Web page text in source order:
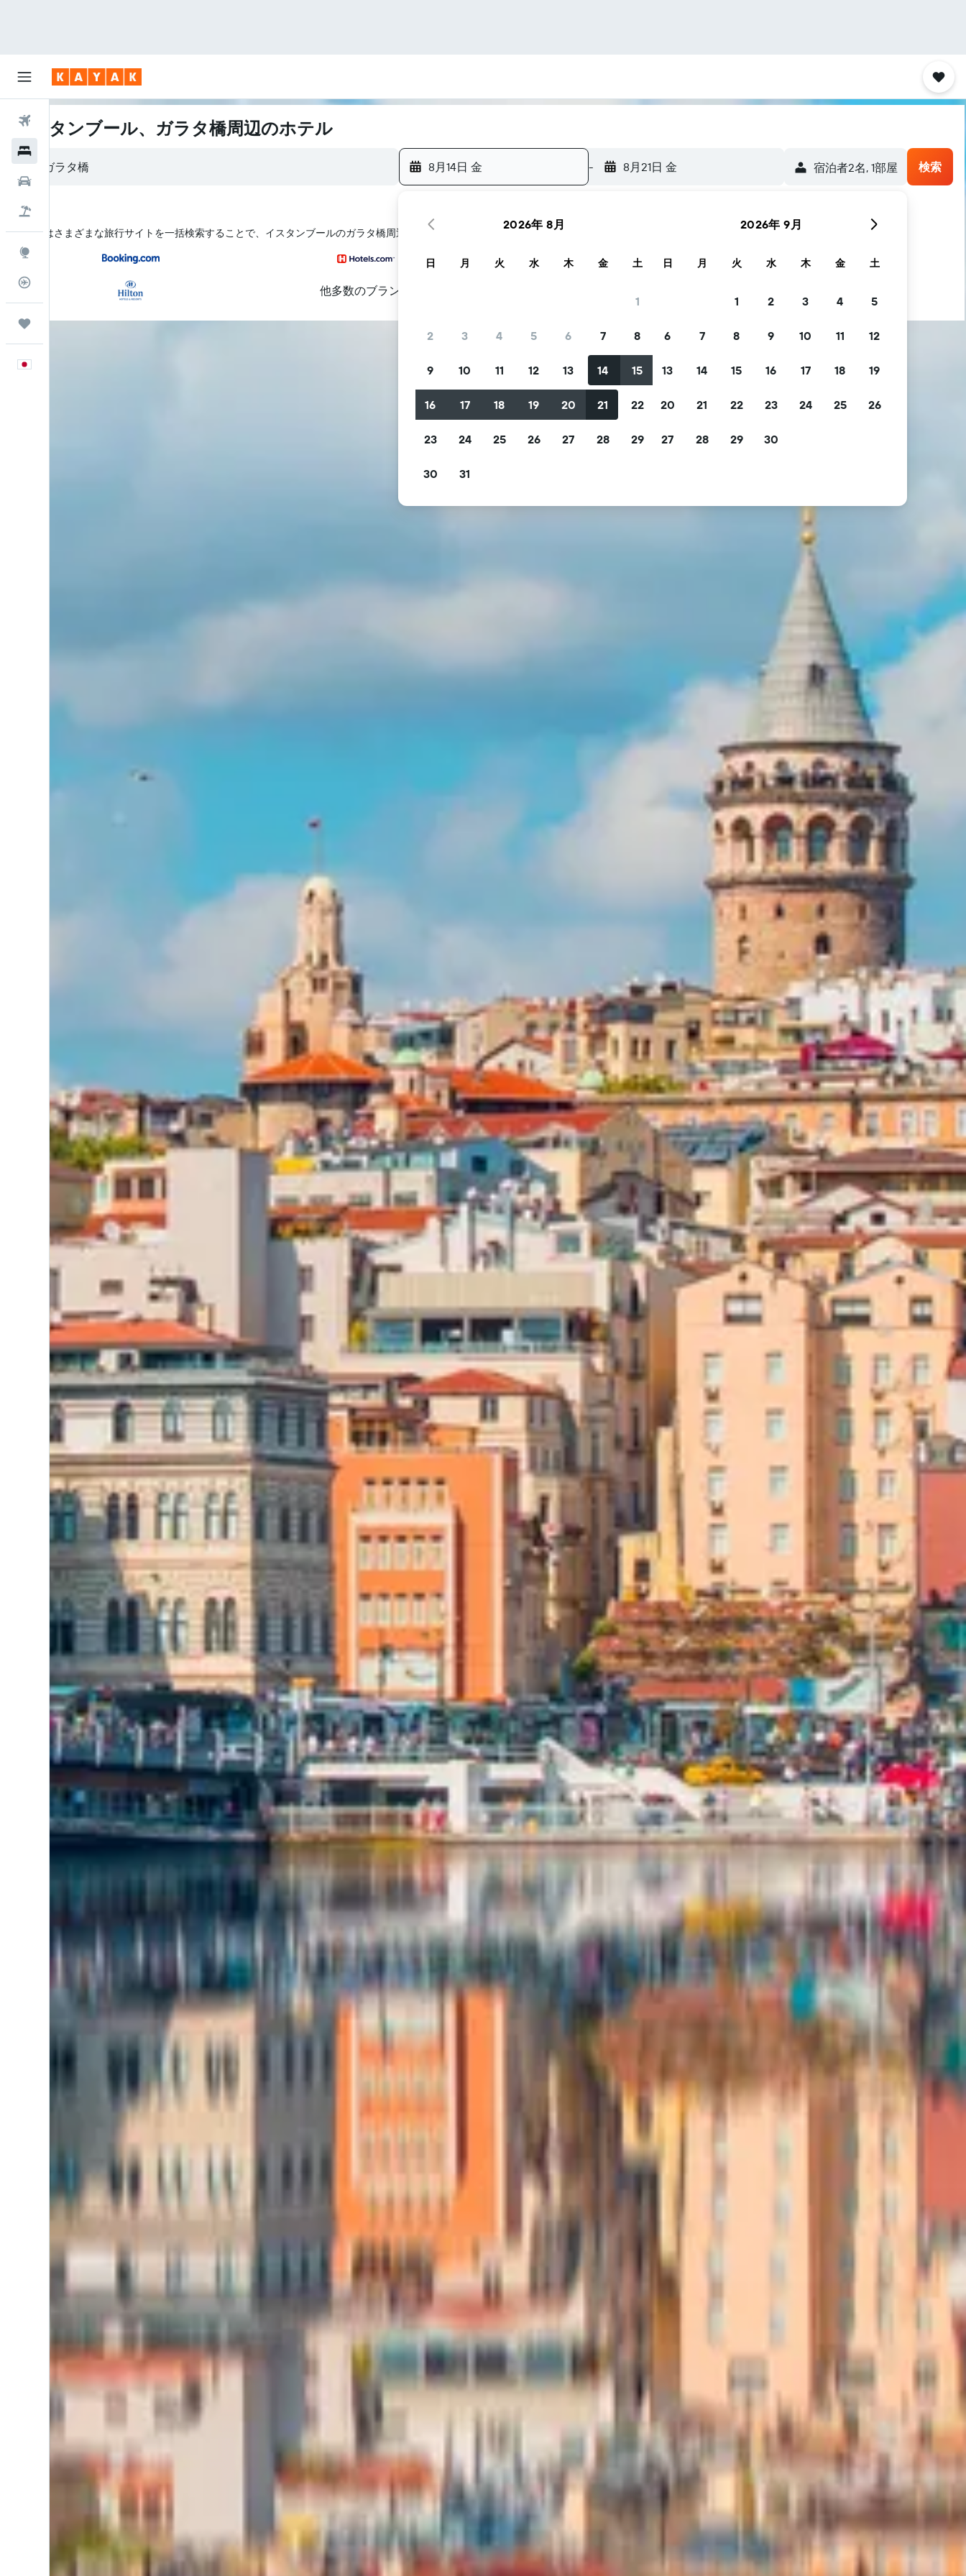
航空券
フライトトラッカー
Trips
イスタンブール、ガラタ橋周辺のホテル
8月14日 金 - 8月21日 金 宿泊者2名, 1​部屋 検索
KAYAK はさまざまな旅行サイトを一括検索することで、イスタンブール​のガラタ橋​周辺にあるホテル探しをお手伝いします
他多数のブランド
2026年 8月
日 月 火 水 木 金 土
1
2 3 4 5 6 7 8
9 10 11 12 13 14 15
16 17 18 19 20 21 22
23 24 25 26 27 28 29
30 31
2026年 9月
日 月 火 水 木 金 土
1 2 3 4 5
6 7 8 9 10 11 12
13 14 15 16 17 18 19
20 21 22 23 24 25 26
27 28 29 30